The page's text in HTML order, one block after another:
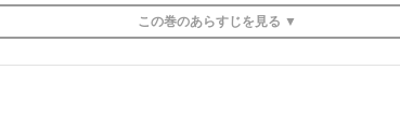
この巻のあらすじを 見る ▼